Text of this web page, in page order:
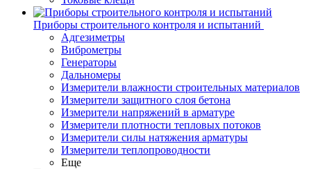
Приборы строительного контроля и испытаний
Адгезиметры
Виброметры
Генераторы
Дальномеры
Измерители влажности строительных материалов
Измерители защитного слоя бетона
Измерители напряжений в арматуре
Измерители плотности тепловых потоков
Измерители силы натяжения арматуры
Измерители теплопроводности
Еще